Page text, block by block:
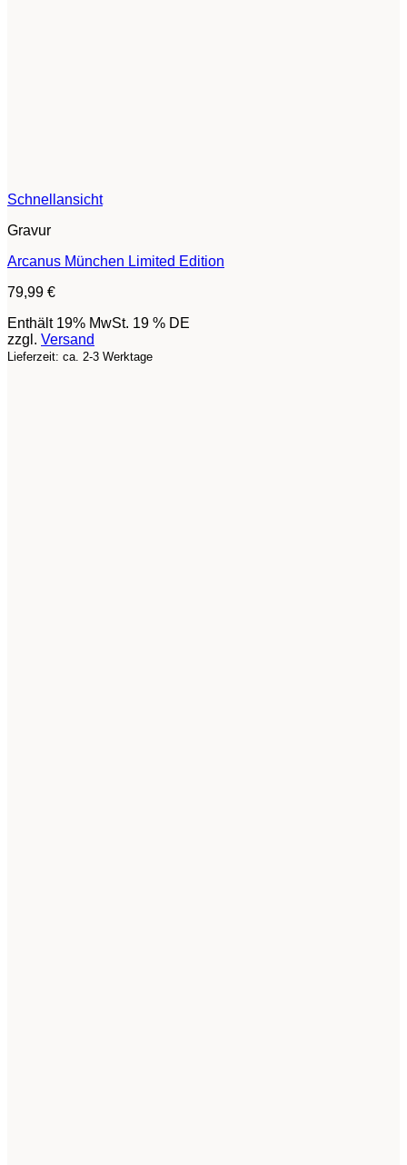
Schnellansicht
Gravur
Arcanus München Limited Edition
79,99 €
Enthält 19% MwSt. 19 % DE
zzgl. Versand
Lieferzeit: ca. 2-3 Werktage